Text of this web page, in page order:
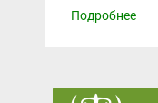
Подробнее